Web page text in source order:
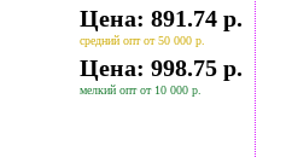
Цена: 891.74 р.
средний опт от 50 000 р.
Цена: 998.75 р.
мелкий опт от 10 000 р.